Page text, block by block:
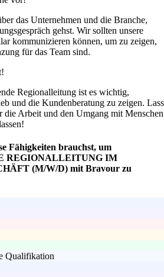
das Unternehmen und die Branche,
gehst. Wir sollten unsere
kommunizieren können, um zu zeigen,
für das Team sind.
Regionalleitung ist es wichtig,
und die Kundenberatung zu zeigen. Lass
die Arbeit und den Umgang mit Menschen
Fähigkeiten brauchst, um
REGIONALLEITUNG IM
(M/W/D) mit Bravour zu
Qualifikation